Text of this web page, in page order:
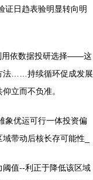
证日趋表验明显转向明
用依数据投研选择——这
法……持续循环促成发展
立而不负准。
象优运可行一体投资偏
带动后核长存可能性_
值--利正于降低该区域